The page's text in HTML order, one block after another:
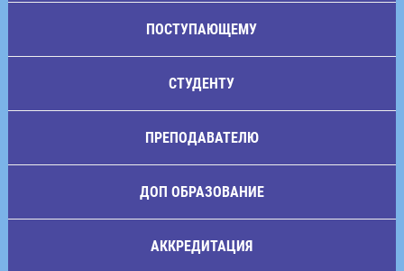
ПОСТУПАЮЩЕМУ
СТУДЕНТУ
ПРЕПОДАВАТЕЛЮ
ДОП ОБРАЗОВАНИЕ
АККРЕДИТАЦИЯ